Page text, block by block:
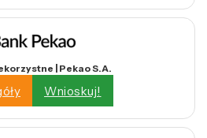
| Pekao S.A.
Wnioskuj!